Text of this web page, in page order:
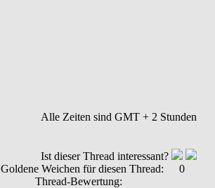
Alle Zeiten sind GMT + 2 Stunden
Ist dieser Thread interessant?
Goldene Weichen für diesen Thread:
0
Thread-Bewertung: